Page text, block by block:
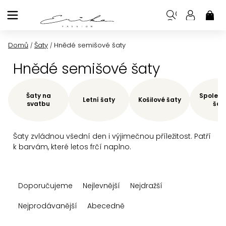
na
Domů / Šaty / Hnědé semišové šaty
Hnědé semišové šaty
Šaty zvládnou všední den i výjimečnou příležitost. Patří
k barvám, které letos frčí naplno.
Šaty na
svatbu
Letní šaty Košilové šaty
aDoporučujeme Nejlevnější
Nejdražší
Nejprodávanější
Abecedně